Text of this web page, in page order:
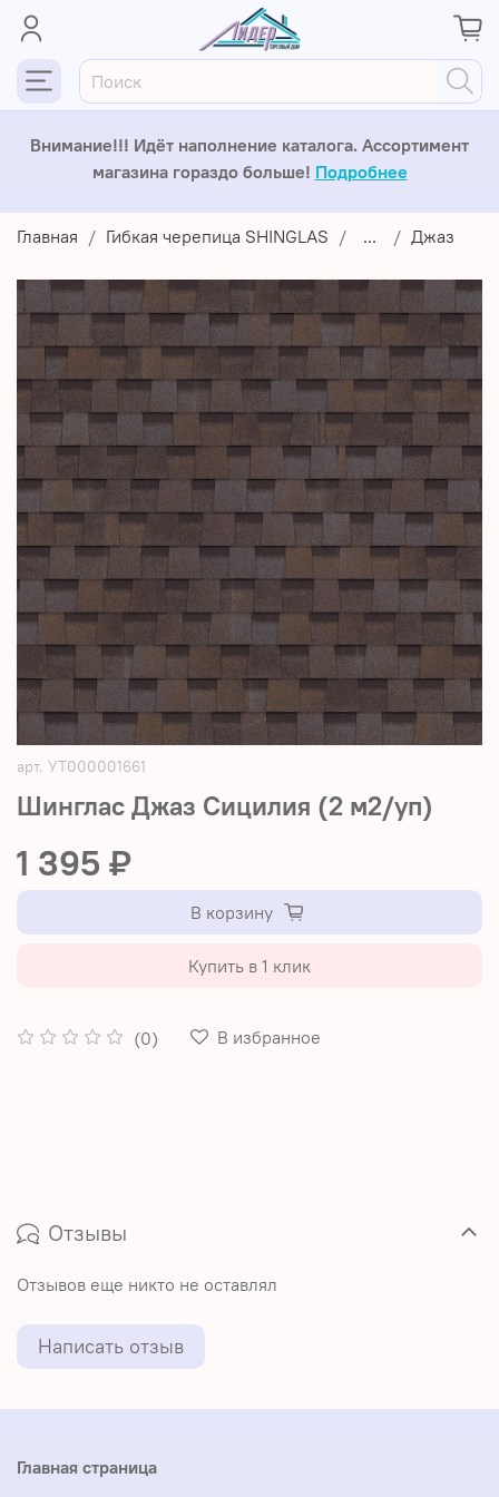
Внимание!!! Идёт наполнение каталога. Ассортимент
магазина гораздо больше! Подробнее
Главная Гибкая черепица SHINGLAS ... Джаз
арт. УТ000001661
Шинглас Джаз Сицилия (2 м2/уп)
(0) В избранное
1 395 ₽
В корзину
Купить в 1 клик
Отзывы
Отзывов еще никто не оставлял
Написать отзыв
Главная страница